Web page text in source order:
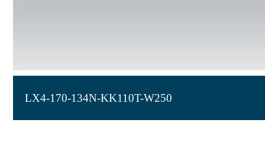
LX4-170-134N-KK110T-W250